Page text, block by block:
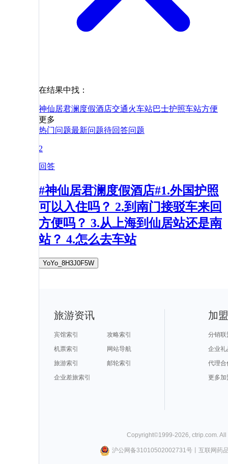
在结果中找：
神仙居君澜度假酒店交通火车站巴士护照车站方便
更多
热门问题最新问题待回答问题
2
回答
#神仙居君澜度假酒店#1.外国护照
可以入住吗？ 2.到南门接驳车来回
方便吗？ 3.从上海到仙居站还是南
站？ 4.怎么去车站
YoYo_8H3J0F5W
旅游资讯
宾馆索引
攻略索引
机票索引
网站导航
旅游索引
邮轮索引
企业差旅索引
加
分销联
企业礼
代理合
更多加
Copyright©1999-2026 ctrip.com .
沪公网备31010502002731号丨 互联网药